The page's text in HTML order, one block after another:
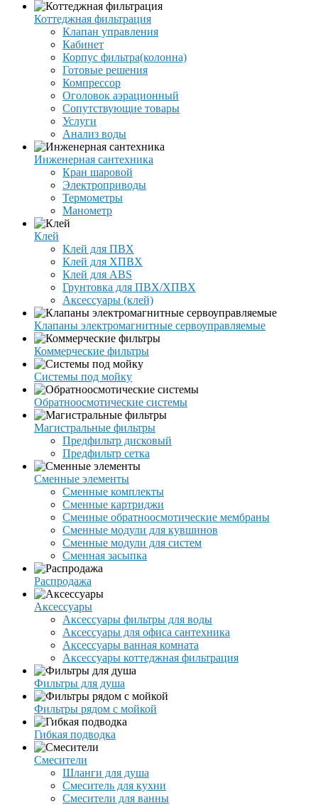
Коттеджная фильтрация
Клапан управления
Кабинет
Корпус фильтра(колонна)
Готовые решения
Компрессор
Оголовок аэрационный
Сопутствующие товары
Услуги
Анализ воды
Инженерная сантехника
Кран шаровой
Электроприводы
Термометры
Манометр
Клей
Клей для ПВХ
Клей для ХПВХ
Клей для ABS
Грунтовка для ПВХ/ХПВХ
Аксессуары (клей)
Клапаны электромагнитные сервоуправляемые
Коммерческие фильтры
Системы под мойку
Обратноосмотические системы
Магистральные фильтры
Предфильтр дисковый
Предфильтр сетка
Сменные элементы
Сменные комплекты
Сменные картриджи
Сменные обратноосмотические мембраны
Сменные модули для кувшинов
Сменные модули для систем
Сменная засыпка
Распродажа
Аксессуары
Аксессуары фильтры для воды
Аксессуары для офиса сантехника
Аксессуары ванная комната
Аксессуары коттеджная фильтрация
Фильтры для душа
Фильтры рядом с мойкой
Гибкая подводка
Смесители
Шланги для душа
Смеситель для кухни
Смесители для ванны